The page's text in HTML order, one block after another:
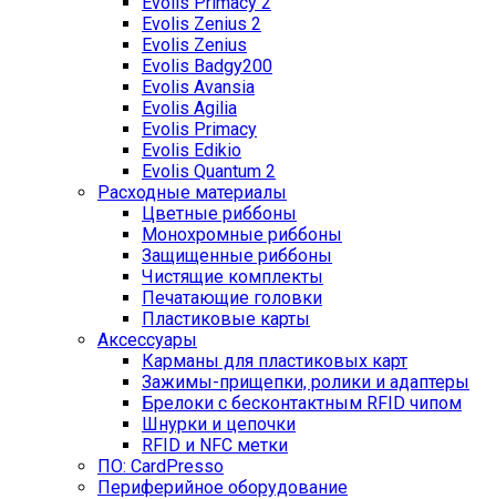
Evolis Zenius 2
Evolis Zenius
Evolis Badgy200
Evolis Avansia
Evolis Agilia
Evolis Primacy
Evolis Edikio
Evolis Quantum 2
Расходные материалы
Цветные риббоны
Монохромные риббоны
Защищенные риббоны
Чистящие комплекты
Печатающие головки
Пластиковые карты
Аксессуары
Карманы для пластиковых карт
Зажимы-прищепки, ролики и адаптеры
Брелоки с бесконтактным RFID чипом
Шнурки и цепочки
RFID и NFC метки
ПО: CardPresso
Периферийное оборудование